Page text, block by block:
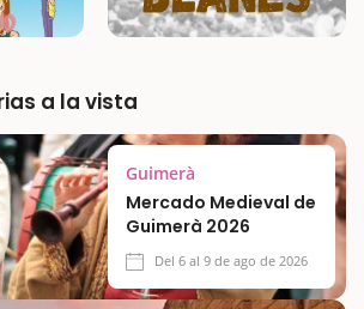
a la vista
Guimerà
Mercado Medieval de
Guimerà 2026
Del 6 al 9 de ago de 2026